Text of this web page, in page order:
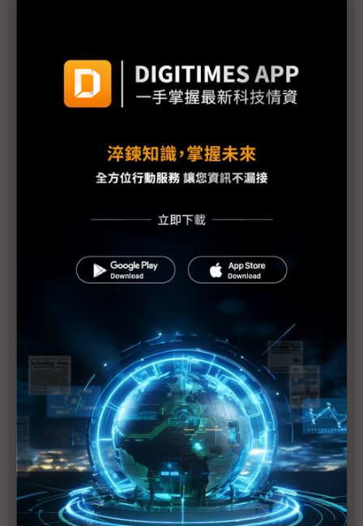
同為7級 福島外洩輻射僅車諾比的10% 日官房長
官就嚴重性升級向大眾致歉
1號機核心恐損毀70% IAEA：日本核電廠情況仍非
福島核爐恐再臨界？部分媒體何苦斷章取義？
東電：福島第1核電廠地下水受到污染
福島第1核電廠可能整個封廠
福島核電廠第1~4號反應爐將廢爐
福島核災沒完沒了 電廠周邊驗出鈽
1千萬倍輻射量搞烏龍 東電下修至10萬倍
福島1號核電廠1、2號爐污水出現輻射濃度超標
福島第1核電廠3號機傳有3名員工受輻射污染 2名送
醫